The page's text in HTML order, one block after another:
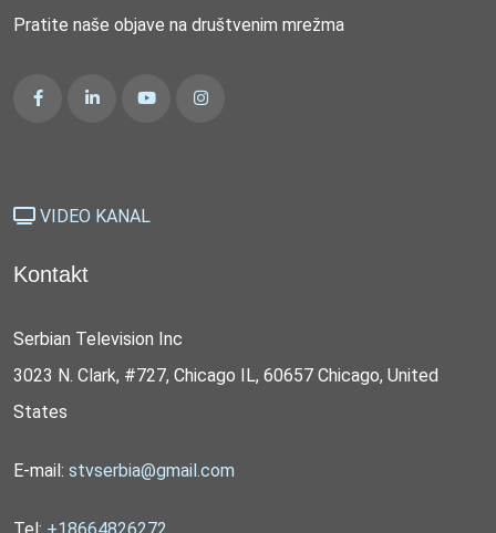
Pratite naše objave na društvenim mrežma
VIDEO KANAL
Kontakt
Serbian Television Inc
3023 N. Clark, #727, Chicago IL, 60657 Chicago, United
States
E-mail: stvserbia@gmail.com